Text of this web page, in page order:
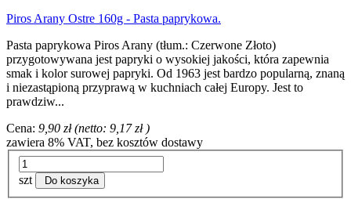
Piros Arany Ostre 160g - Pasta paprykowa.
Pasta paprykowa Piros Arany (tłum.: Czerwone Złoto)
przygotowywana jest papryki o wysokiej jakości, która zapewnia
smak i kolor surowej papryki. Od 1963 jest bardzo popularną, znaną
i niezastąpioną przyprawą w kuchniach całej Europy. Jest to
prawdziw...
Cena: 9,90 zł (netto: 9,17 zł)
zawiera 8% VAT, bez kosztów dostawy
szt Do koszyka